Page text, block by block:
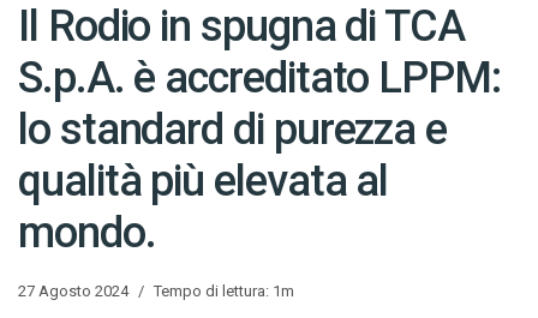
Il Rodio in spugna di TCA
S.p.A. è accreditato LPPM:
lo standard di purezza e
qualità più elevata al
mondo.
27 Agosto 2024 Tempo di lettura: 1m